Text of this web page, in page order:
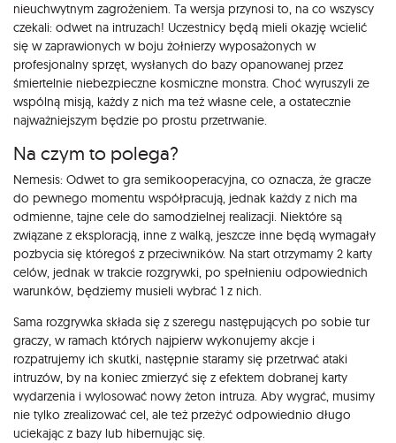
nieuchwytnym zagrożeniem. Ta wersja przynosi to, na co wszyscy
czekali: odwet na intruzach! Uczestnicy będą mieli okazję wcielić
się w zaprawionych w boju żołnierzy wyposażonych w
profesjonalny sprzęt, wysłanych do bazy opanowanej przez
śmiertelnie niebezpieczne kosmiczne monstra. Choć wyruszyli ze
wspólną misją, każdy z nich ma też własne cele, a ostatecznie
najważniejszym będzie po prostu przetrwanie.
Na czym to polega?
Nemesis: Odwet to gra semikooperacyjna, co oznacza, że gracze
do pewnego momentu współpracują, jednak każdy z nich ma
odmienne, tajne cele do samodzielnej realizacji. Niektóre są
związane z eksploracją, inne z walką, jeszcze inne będą wymagały
pozbycia się któregoś z przeciwników. Na start otrzymamy 2 karty
celów, jednak w trakcie rozgrywki, po spełnieniu odpowiednich
warunków, będziemy musieli wybrać 1 z nich.
Sama rozgrywka składa się z szeregu następujących po sobie tur
graczy, w ramach których najpierw wykonujemy akcje i
rozpatrujemy ich skutki, następnie staramy się przetrwać ataki
intruzów, by na koniec zmierzyć się z efektem dobranej karty
wydarzenia i wylosować nowy żeton intruza. Aby wygrać, musimy
nie tylko zrealizować cel, ale też przeżyć odpowiednio długo
uciekając z bazy lub hibernując się.